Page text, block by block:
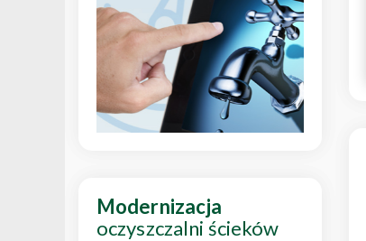
Modernizacja
oczyszczalni ścieków